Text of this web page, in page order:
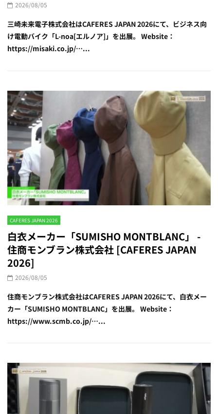
2026/08/05
三崎未来電子株式会社はCAFERES JAPAN 2026にて、ビジネス向
け電動バイク「L-noa[エルノア]」を出展。 Website：
https://misaki.co.jp/…...
CAFERES JAPAN 2026
白衣メーカー「SUMISHO MONTBLANC」 -
住商モンブラン株式会社 [CAFERES JAPAN
2026]
2026/08/05
住商モンブラン株式会社はCAFERES JAPAN 2026にて、白衣メー
カー「SUMISHO MONTBLANC」を出展。 Website：
https://www.scmb.co.jp/…...